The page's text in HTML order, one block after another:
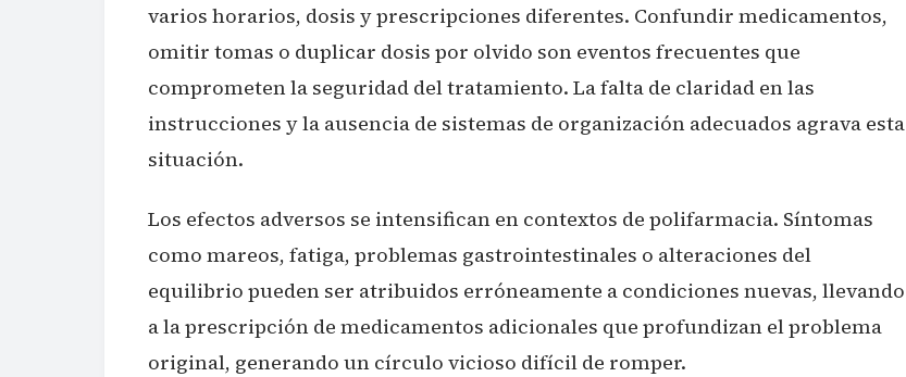
varios horarios, dosis y prescripciones diferentes. Confundir medicamentos,
omitir tomas o duplicar dosis por olvido son eventos frecuentes que
comprometen la seguridad del tratamiento. La falta de claridad en las
instrucciones y la ausencia de sistemas de organización adecuados agrava esta
situación.
Los efectos adversos se intensifican en contextos de polifarmacia. Síntomas
como mareos, fatiga, problemas gastrointestinales o alteraciones del
equilibrio pueden ser atribuidos erróneamente a condiciones nuevas, llevando
a la prescripción de medicamentos adicionales que profundizan el problema
original, generando un círculo vicioso difícil de romper.